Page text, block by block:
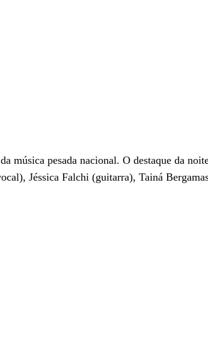
música pesada nacional. O destaque da
Jéssica Falchi (guitarra), Tainá